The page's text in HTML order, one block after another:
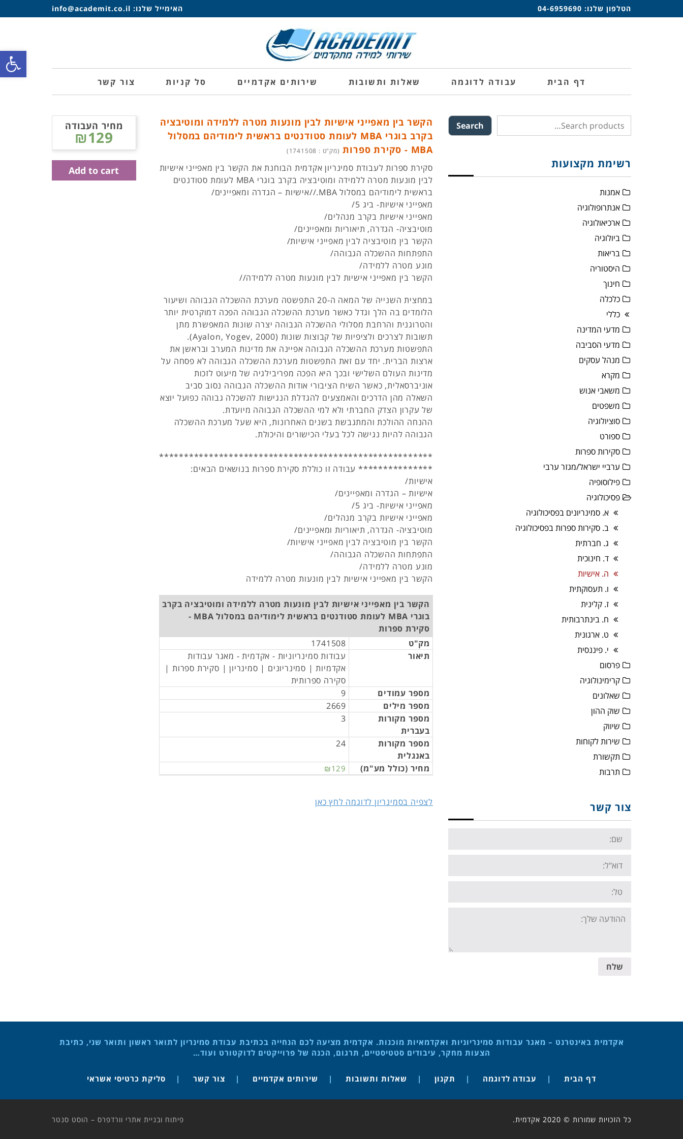
הטלפון שלנו: 04-6959690 האימייל שלנו: info@academit.co.il
דף הבית עבודה לדוגמה שאלות ותשובות שירותים אקדמיים סל קניות צור קשר
הקשר בין מאפייני אישיות לבין מונעות מטרה ללמידה ומוטיבציה
בקרב בוגרי MBA לעומת סטודנטים בראשית לימודיהם במסלול
MBA - סקירת ספרות
(מק"ט : 1741508)
סקירת ספרות לעבודת סמינריון אקדמית הבוחנת את הקשר בין מאפייני אישיות
לבין מונעות מטרה ללמידה ומוטיבציה בקרב בוגרי MBA לעומת סטודנטים
בראשית לימודיהם במסלול MBA.//אישיות – הגדרה ומאפיינים/
מאפייני אישיות- ביג 5/
מאפייני אישיות בקרב מנהלים/
מוטיבציה- הגדרה, תיאוריות ומאפיינים/
הקשר בין מוטיבציה לבין מאפייני אישיות/
התפתחות ההשכלה הגבוהה/
מונע מטרה ללמידה/
הקשר בין מאפייני אישיות לבין מונעות מטרה ללמידה//
במחצית השנייה של המאה ה-20 התפשטה מערכת ההשכלה הגבוהה ושיעור
הלומדים בה הלך וגדל כאשר מערכת ההשכלה הגבוהה הפכה דמוקרטית יותר
והטרוגנית והרחבת מסלולי ההשכלה הגבוהה יצרה שונות המאפשרת מתן
תשובות לצרכים ולציפיות של קבוצות שונות (Ayalon, Yogev, 2000).
התפשטות מערכת ההשכלה הגבוהה אפיינה את מדינות המערב ובראשן את
ארצות הברית. יחד עם זאת התפשטות מערכת ההשכלה הגבוהה לא פסחה על
מדינות העולם השלישי ובכך היא הפכה מפריבילגיה של מיעוט לזכות
אוניברסאלית, כאשר השיח הציבורי אודות ההשכלה הגבוהה נסוב סביב
השאלה מהן הדרכים והאמצעים להגדלת הנגישות להשכלה גבוהה כפועל יוצא
של עקרון הצדק החברתי ולא למי ההשכלה הגבוהה מיועדת.
ההנחה ההולכת והמתגבשת בשנים האחרונות, היא שעל מערכת ההשכלה
הגבוהה להיות נגישה לכל בעלי הכישורים והיכולת.
*******************************************************
*************** עבודה זו כוללת סקירת ספרות בנושאים הבאים:
אישיות/
אישיות – הגדרה ומאפיינים/
מאפייני אישיות- ביג 5/
מאפייני אישיות בקרב מנהלים/
מוטיבציה- הגדרה, תיאוריות ומאפיינים/
הקשר בין מוטיבציה לבין מאפייני אישיות/
התפתחות ההשכלה הגבוהה/
מונע מטרה ללמידה/
הקשר בין מאפייני אישיות לבין מונעות מטרה ללמידה
הקשר בין מאפייני אישיות לבין מונעות מטרה ללמידה ומוטיבציה בקרב
בוגרי MBA לעומת סטודנטים בראשית לימודיהם במסלול MBA -
סקירת ספרות
מק"ט
1741508
תיאור
עבודות סמינריוניות - אקדמית - מאגר עבודות
אקדמיות | סמינריונים | סמינריון | סקירת ספרות |
סקירה ספרותית
מספר עמודים
9
מספר מילים
2669
מספר מקורות
בעברית
3
מספר מקורות
באנגלית
24
מחיר (כולל מע"מ) ₪129
לצפיה בסמינריון לדוגמה לחץ כאן
מחיר העבודה
₪129
Add to cart
Search
רשימת מקצועות
אמנות
אנתרופולוגיה
ארכיאולוגיה
ביולוגיה
בריאות
היסטוריה
חינוך
כלכלה
כללי
מדעי המדינה
מדעי הסביבה
מנהל עסקים
מקרא
משאבי אנוש
משפטים
סוציולוגיה
ספורט
סקירות ספרות
ערביי ישראל/מגזר ערבי
פילוסופיה
פסיכולוגיה
א. סמינריונים בפסיכולוגיה
ב. סקירות ספרות בפסיכולוגיה
ג. חברתית
ד. חינוכית
ה. אישיות
ו. תעסוקתית
ז. קלינית
ח. בינתרבותית
ט. ארגונית
י. פיננסית
פרסום
קרימינולוגיה
שאלונים
שוק ההון
שיווק
שירות לקוחות
תקשורת
תרבות
צור קשר
Name:
Email:
Tel:
Your
message:
שלח
אקדמית באינטרנט – מאגר עבודות סמינריוניות ואקדמאיות מוכנות. אקדמית מציעה לכם הנחייה בכתיבת עבודת סמינריון לתואר ראשון ותואר שני, כתיבת
הצעות מחקר, עיבודים סטטיסטיים, תרגום, הכנה של פרוייקטים לדוקטורט ועוד…
דף הבית עבודה לדוגמה תקנון שאלות ותשובות שירותים אקדמיים צור קשר סליקת כרטיסי אשראי
פיתוח ובניית אתרי וורדפרס – הוסט סנטר כל הזכויות שמורות © 2020 אקדמית.
פתח